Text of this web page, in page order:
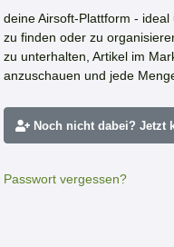
deine Airsoft-Plattform -
zu finden oder zu
zu unterhalten, Artikel im
anzuschauen und jede
Noch nicht dabei? Jetzt
Passwort vergessen?